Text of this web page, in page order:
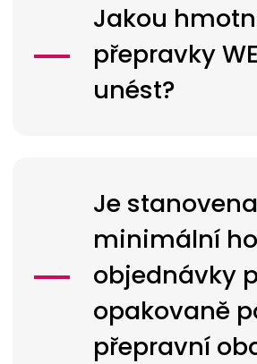
Jakou
přepravky
unést?
Je stanovena
minimální
objednávky
opakovaně
přepravní